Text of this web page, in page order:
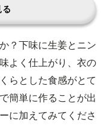
？下味に生姜とニン
よく仕上がり、衣の
らとした食感がとて
簡単に作ることが出
に加えてみてくださ